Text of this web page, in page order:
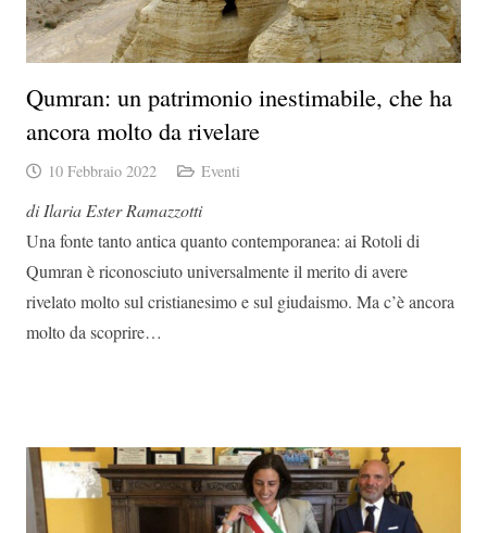
Qumran: un patrimonio inestimabile, che ha
ancora molto da rivelare
10 Febbraio 2022 Eventi
di Ilaria Ester Ramazzotti
Una fonte tanto antica quanto contemporanea: ai Rotoli di
Qumran è riconosciuto universalmente il merito di avere
rivelato molto sul cristianesimo e sul giudaismo. Ma c’è ancora
molto da scoprire…